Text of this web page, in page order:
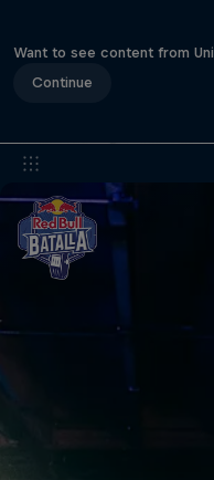
Want to see content from
Continue